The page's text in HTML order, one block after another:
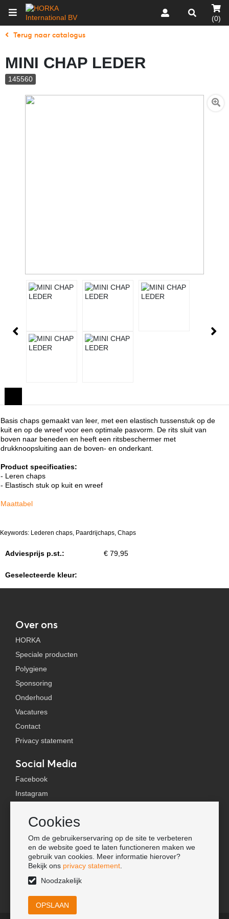
Cookies
Om de gebruikerservaring op de site te verbeteren
en de website goed te laten functioneren maken we
gebruik van cookies. Meer informatie hierover?
Bekijk ons privacy statement
Noodzakelijk
(0)
Terug naar catalogus
MINI CHAP LEDER
145560
Basis chaps gemaakt van leer, met een elastisch tussenstuk op de
kuit en op de wreef voor een optimale pasvorm. De rits sluit van
boven naar beneden en heeft een ritsbeschermer met
drukknoopsluiting aan de boven- en onderkant.
Product specificaties:
- Leren chaps
- Elastisch stuk op kuit en wreef
Maattabel
Keywords: Lederen chaps, Paardrijchaps, Chaps
Adviesprijs p.st.: € 79,95
Geselecteerde kleur:
Over ons
HORKA
Speciale producten
Polygiene
Sponsoring
Onderhoud
Vacatures
Contact
Privacy statement
Social Media
Facebook
Instagram
TikTok
Tools
Lookbook
Nieuwe klant